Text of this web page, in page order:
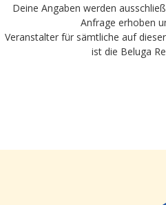
Deine Angaben werden
Anfrage erhoben
Veranstalter für sämtliche auf
ist die Beluga